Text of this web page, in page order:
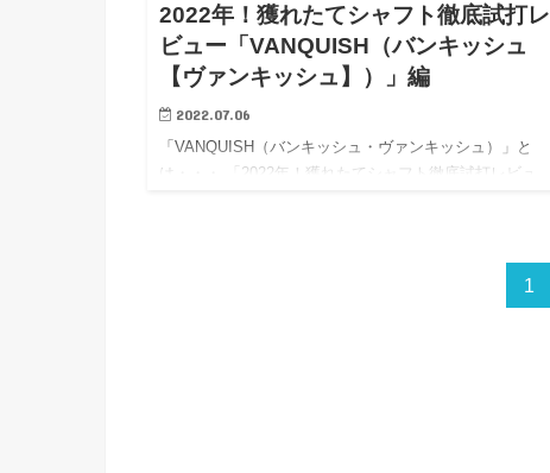
2022年！獲れたてシャフト徹底試打レ
ビュー「VANQUISH（バンキッシュ
【ヴァンキッシュ】）」編
2022.07.06
「VANQUISH（バンキッシュ・ヴァンキッシュ）」と
は・・・ 「2022年！獲れたてシャフト徹底試打レビュ
1